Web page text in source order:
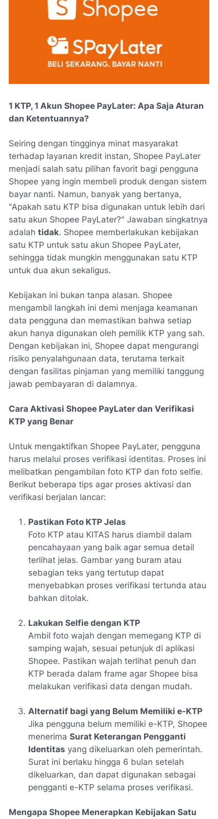
1 KTP, 1 Akun Shopee PayLater: Apa Saja Aturan
dan Ketentuannya?
Seiring dengan tingginya minat masyarakat
terhadap layanan kredit instan, Shopee PayLater
menjadi salah satu pilihan favorit bagi pengguna
Shopee yang ingin membeli produk dengan sistem
bayar nanti. Namun, banyak yang bertanya,
"Apakah satu KTP bisa digunakan untuk lebih dari
satu akun Shopee PayLater?" Jawaban singkatnya
adalah tidak. Shopee memberlakukan kebijakan
satu KTP untuk satu akun Shopee PayLater,
sehingga tidak mungkin menggunakan satu KTP
untuk dua akun sekaligus.
Kebijakan ini bukan tanpa alasan. Shopee
mengambil langkah ini demi menjaga keamanan
data pengguna dan memastikan bahwa setiap
akun hanya digunakan oleh pemilik KTP yang sah.
Dengan kebijakan ini, Shopee dapat mengurangi
risiko penyalahgunaan data, terutama terkait
dengan fasilitas pinjaman yang memiliki tanggung
jawab pembayaran di dalamnya.
Cara Aktivasi Shopee PayLater dan Verifikasi
KTP yang Benar
Untuk mengaktifkan Shopee PayLater, pengguna
harus melalui proses verifikasi identitas. Proses ini
melibatkan pengambilan foto KTP dan foto selfie.
Berikut beberapa tips agar proses aktivasi dan
verifikasi berjalan lancar:
Pastikan Foto KTP Jelas
Foto KTP atau KITAS harus diambil dalam
pencahayaan yang baik agar semua detail
terlihat jelas. Gambar yang buram atau
sebagian teks yang tertutup dapat
menyebabkan proses verifikasi tertunda atau
bahkan ditolak.
Lakukan Selfie dengan KTP
Ambil foto wajah dengan memegang KTP di
samping wajah, sesuai petunjuk di aplikasi
Shopee. Pastikan wajah terlihat penuh dan
KTP berada dalam frame agar Shopee bisa
melakukan verifikasi data dengan mudah.
Alternatif bagi yang Belum Memiliki e-KTP
Jika pengguna belum memiliki e-KTP, Shopee
menerima Surat Keterangan Pengganti
Identitas yang dikeluarkan oleh pemerintah.
Surat ini berlaku hingga 6 bulan setelah
dikeluarkan, dan dapat digunakan sebagai
pengganti e-KTP selama proses verifikasi.
Mengapa Shopee Menerapkan Kebijakan Satu